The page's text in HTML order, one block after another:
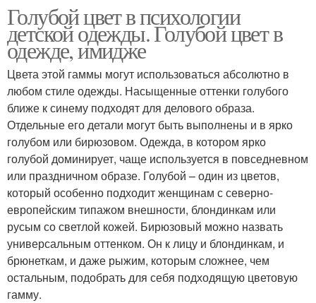
Голубой цвет в психологии
детской одежды. Голубой цвет в
одежде, имидже
Цвета этой гаммы могут использоваться абсолютно в
любом стиле одежды. Насыщенные оттенки голубого
ближе к синему подходят для делового образа.
Отдельные его детали могут быть выполнены и в ярко
голубом или бирюзовом. Одежда, в котором ярко
голубой доминирует, чаще используется в повседневном
или праздничном образе. Голубой – один из цветов,
который особенно подходит женщинам с северно-
европейским типажом внешности, блондинкам или
русым со светлой кожей. Бирюзовый можно назвать
универсальным оттенком. Он к лицу и блондинкам, и
брюнеткам, и даже рыжим, которым сложнее, чем
остальным, подобрать для себя подходящую цветовую
гамму.